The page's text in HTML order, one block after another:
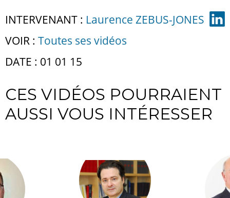
INTERVENANT : Laurence ZEBUS-JONES
VOIR : Toutes ses vidéos
DATE : 01 01 15
CES VIDÉOS POURRAIENT
AUSSI VOUS INTÉRESSER